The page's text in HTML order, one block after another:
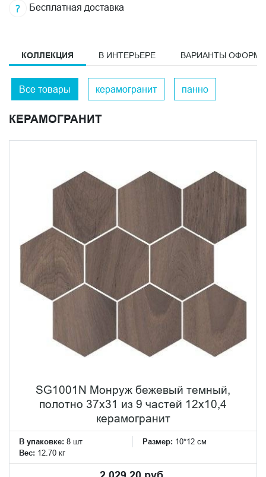
Бесплатная доставка
КОЛЛЕКЦИЯ В ИНТЕРЬЕРЕ ВАРИАНТЫ
Все товары керамогранит панно
КЕРАМОГРАНИТ
SG1001N Монруж бежевый темный,
полотно 37х31 из 9 частей 12х10,4
керамогранит
В упаковке: 8 шт Размер: 10*12 см
Вес: 12.70 кг